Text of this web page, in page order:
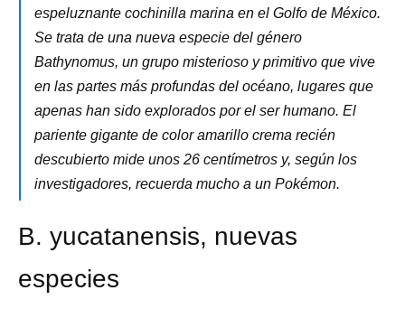
espeluznante cochinilla marina en el Golfo de México.
Se trata de una nueva especie del género
Bathynomus, un grupo misterioso y primitivo que vive
en las partes más profundas del océano, lugares que
apenas han sido explorados por el ser humano. El
pariente gigante de color amarillo crema recién
descubierto mide unos 26 centímetros y, según los
investigadores, recuerda mucho a un Pokémon.
B. yucatanensis, nuevas
especies